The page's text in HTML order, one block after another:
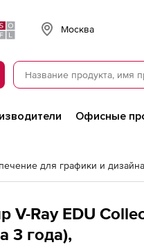
Москва
Офисные
для графики и дизайна
V-Ray EDU
3 года),